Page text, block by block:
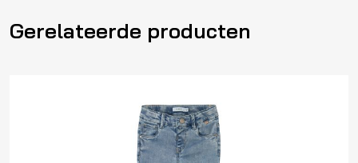
Gerelateerde producten